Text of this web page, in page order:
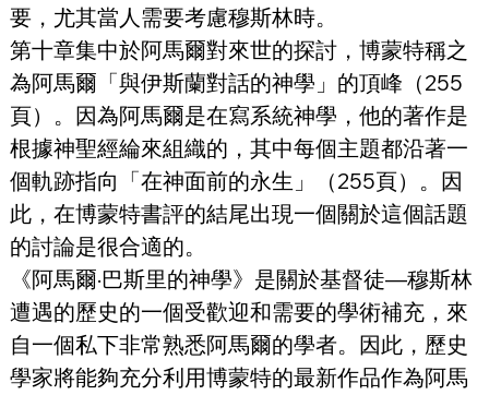
要，尤其當人需要考慮穆斯林時。
第十章集中於阿馬爾對來世的探討，博蒙特稱之
為阿馬爾「與伊斯蘭對話的神學」的頂峰（255
頁）。因為阿馬爾是在寫系統神學，他的著作是
根據神聖經綸來組織的，其中每個主題都沿著一
個軌跡指向「在神面前的永生」（255頁）。因
此，在博蒙特書評的結尾出現一個關於這個話題
的討論是很合適的。
《阿馬爾·巴斯里的神學》是關於基督徒—穆斯林
遭遇的歷史的一個受歡迎和需要的學術補充，來
自一個私下非常熟悉阿馬爾的學者。因此，歷史
學家將能夠充分利用博蒙特的最新作品作為阿馬